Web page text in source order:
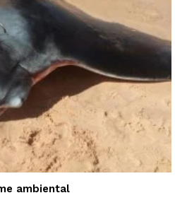
ambiental